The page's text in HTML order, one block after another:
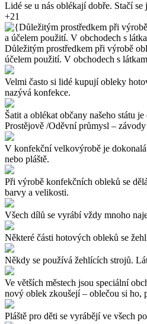
Lidé se u nás oblékají dobře. Stačí
+21
Důležitým prostředkem při výrobě
účelem použití. V obchodech s
Velmi často si lidé kupují obleky
nazývá konfekce.
Šatit a oblékat občany našeho státu
Prostějově /Oděvní průmysl –
V konfekční velkovýrobě je dokonalá
nebo pláště.
Při výrobě konfekčních obleků se
barvy a velikosti.
Všech dílů se vyrábí vždy mnoho
Některé části hotových obleků se
Někdy se používá žehlících strojů.
Ve větších městech jsou speciální
nový oblek zkoušejí – oblečou si ho,
Pláště pro děti se vyrábějí ve všech